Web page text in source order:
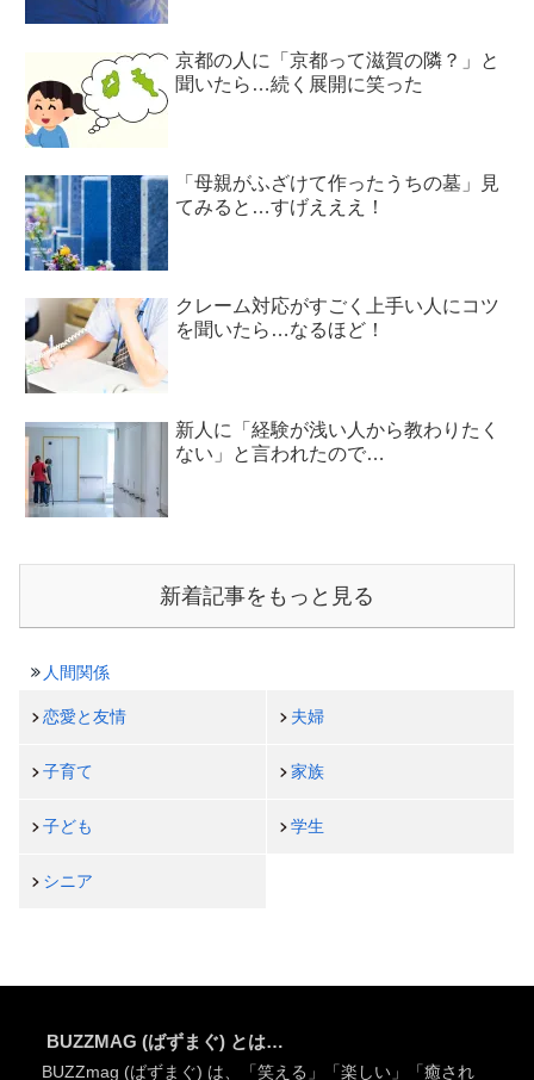
京都の人に「京都って滋賀の隣？」と
聞いたら…続く展開に笑った
「母親がふざけて作ったうちの墓」見
てみると…すげえええ！
クレーム対応がすごく上手い人にコツ
を聞いたら…なるほど！
新人に「経験が浅い人から教わりたく
ない」と言われたので…
新着記事をもっと見る
人間関係
恋愛と友情 夫婦
子育て 家族
子ども 学生
シニア
BUZZMAG (ばずまぐ) とは…
BUZZmag (ばずまぐ) は、「笑える」「楽しい」「癒され